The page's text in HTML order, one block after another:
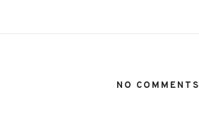
NO COMMENTS